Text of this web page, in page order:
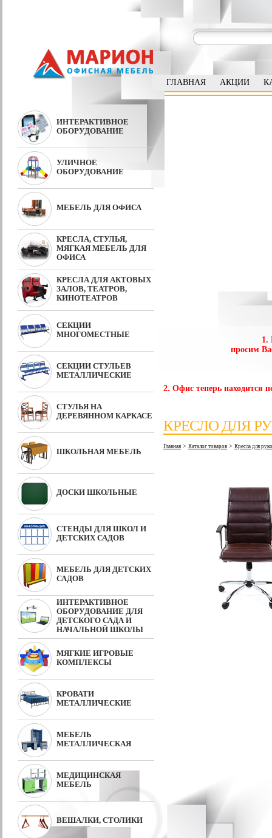
ГЛАВНАЯ АКЦИИ
ИНТЕРАКТИВНОЕ
ОБОРУДОВАНИЕ
УЛИЧНОЕ
ОБОРУДОВАНИЕ
МЕБЕЛЬ ДЛЯ ОФИСА
КРЕСЛА, СТУЛЬЯ,
МЯГКАЯ МЕБЕЛЬ ДЛЯ
ОФИСА
КРЕСЛА ДЛЯ АКТОВЫХ
ЗАЛОВ, ТЕАТРОВ,
КИНОТЕАТРОВ
СЕКЦИИ
МНОГОМЕСТНЫЕ
СЕКЦИИ СТУЛЬЕВ
МЕТАЛЛИЧЕСКИЕ
СТУЛЬЯ НА
ДЕРЕВЯННОМ КАРКАСЕ
ШКОЛЬНАЯ МЕБЕЛЬ
ДОСКИ ШКОЛЬНЫЕ
СТЕНДЫ ДЛЯ ШКОЛ И
ДЕТСКИХ САДОВ
МЕБЕЛЬ ДЛЯ ДЕТСКИХ
САДОВ
ИНТЕРАКТИВНОЕ
ОБОРУДОВАНИЕ ДЛЯ
ДЕТСКОГО САДА И
НАЧАЛЬНОЙ ШКОЛЫ
МЯГКИЕ ИГРОВЫЕ
КОМПЛЕКСЫ
КРОВАТИ
МЕТАЛЛИЧЕСКИЕ
МЕБЕЛЬ
МЕТАЛЛИЧЕСКАЯ
МЕДИЦИНСКАЯ
МЕБЕЛЬ
ВЕШАЛКИ, СТОЛИКИ
1.
просим
2. Офис теперь находится
КРЕСЛО ДЛЯ
Главная > Каталог товаров > Кресла для